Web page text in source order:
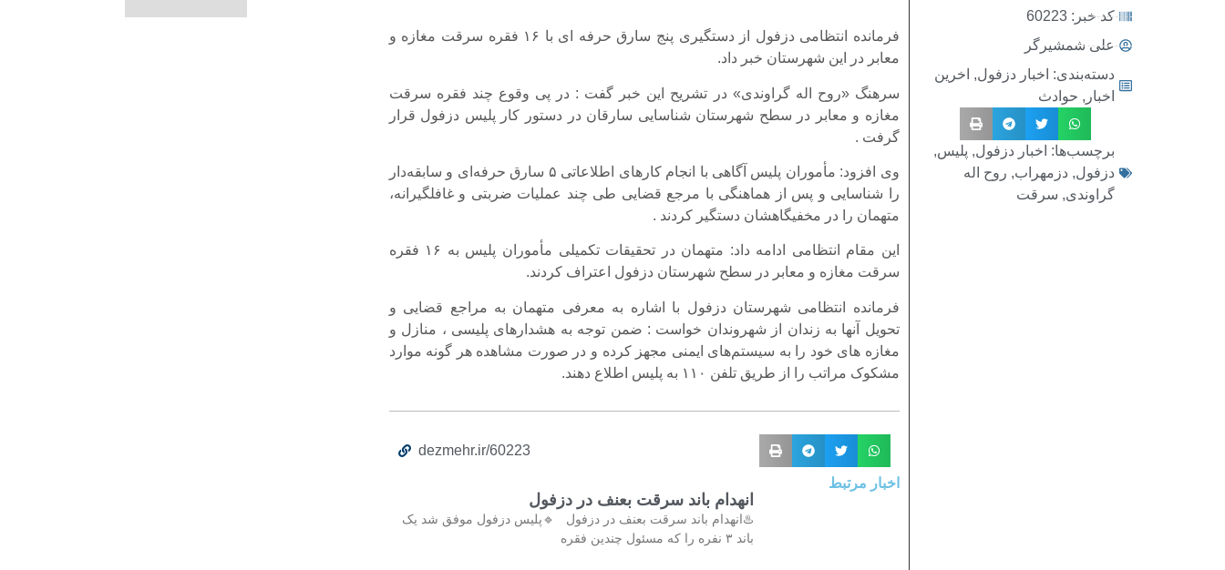
کد خبر: 60223
علی شمشیرگر
دسته‌بندی: اخبار دزفول, اخرین
اخبار , حوادث
برچسب‌ها: اخبار دزفول, پلیس,
دزفول, دزمهراب, روح اله
گراوندی, سرقت
فرمانده انتظامی دزفول از دستگیری پنج سارق حرفه ای با ۱۶ فقره سرقت مغازه و
معابر در این شهرستان خبر داد.
سرهنگ «روح اله گراوندی» در تشریح این خبر گفت : در پی وقوع چند فقره سرقت
مغازه و معابر در سطح شهرستان شناسایی سارقان در دستور کار پلیس دزفول قرار
گرفت .
وی افزود: مأموران پلیس آگاهی با انجام کارهای اطلاعاتی ۵ سارق حرفه‌ای و سابقه‌دار
را شناسایی و پس از هماهنگی با مرجع قضایی طی چند عملیات ضربتی و غافلگیرانه،
متهمان را در مخفیگاهشان دستگیر کردند .
این مقام انتظامی ادامه داد: متهمان در تحقیقات تکمیلی مأموران پلیس به ۱۶ فقره
سرقت مغازه و معابر در سطح شهرستان دزفول اعتراف کردند.
فرمانده انتظامی شهرستان دزفول با اشاره به معرفی متهمان به مراجع قضایی و
تحویل آنها به زندان از شهروندان خواست : ضمن توجه به هشدارهای پلیسی ، منازل و
مغازه های خود را به سیستم‌های ایمنی مجهز کرده و در صورت مشاهده هر گونه موارد
مشکوک مراتب را از طریق تلفن ۱۱۰ به پلیس اطلاع دهند.
dezmehr.ir/60223
اخبار مرتبط
انهدام باند سرقت بعنف در دزفول
♨️انهدام باند سرقت بعنف در دزفول 🔹پلیس دزفول موفق شد یک
باند ۳ نفره را که مسئول چندین فقره